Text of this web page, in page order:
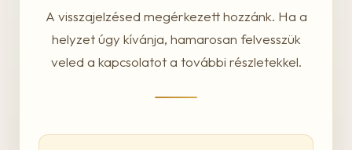
A visszajelzésed megérkezett hozzánk. Ha a
helyzet úgy kívánja, hamarosan felvesszük
veled a kapcsolatot a további részletekkel.